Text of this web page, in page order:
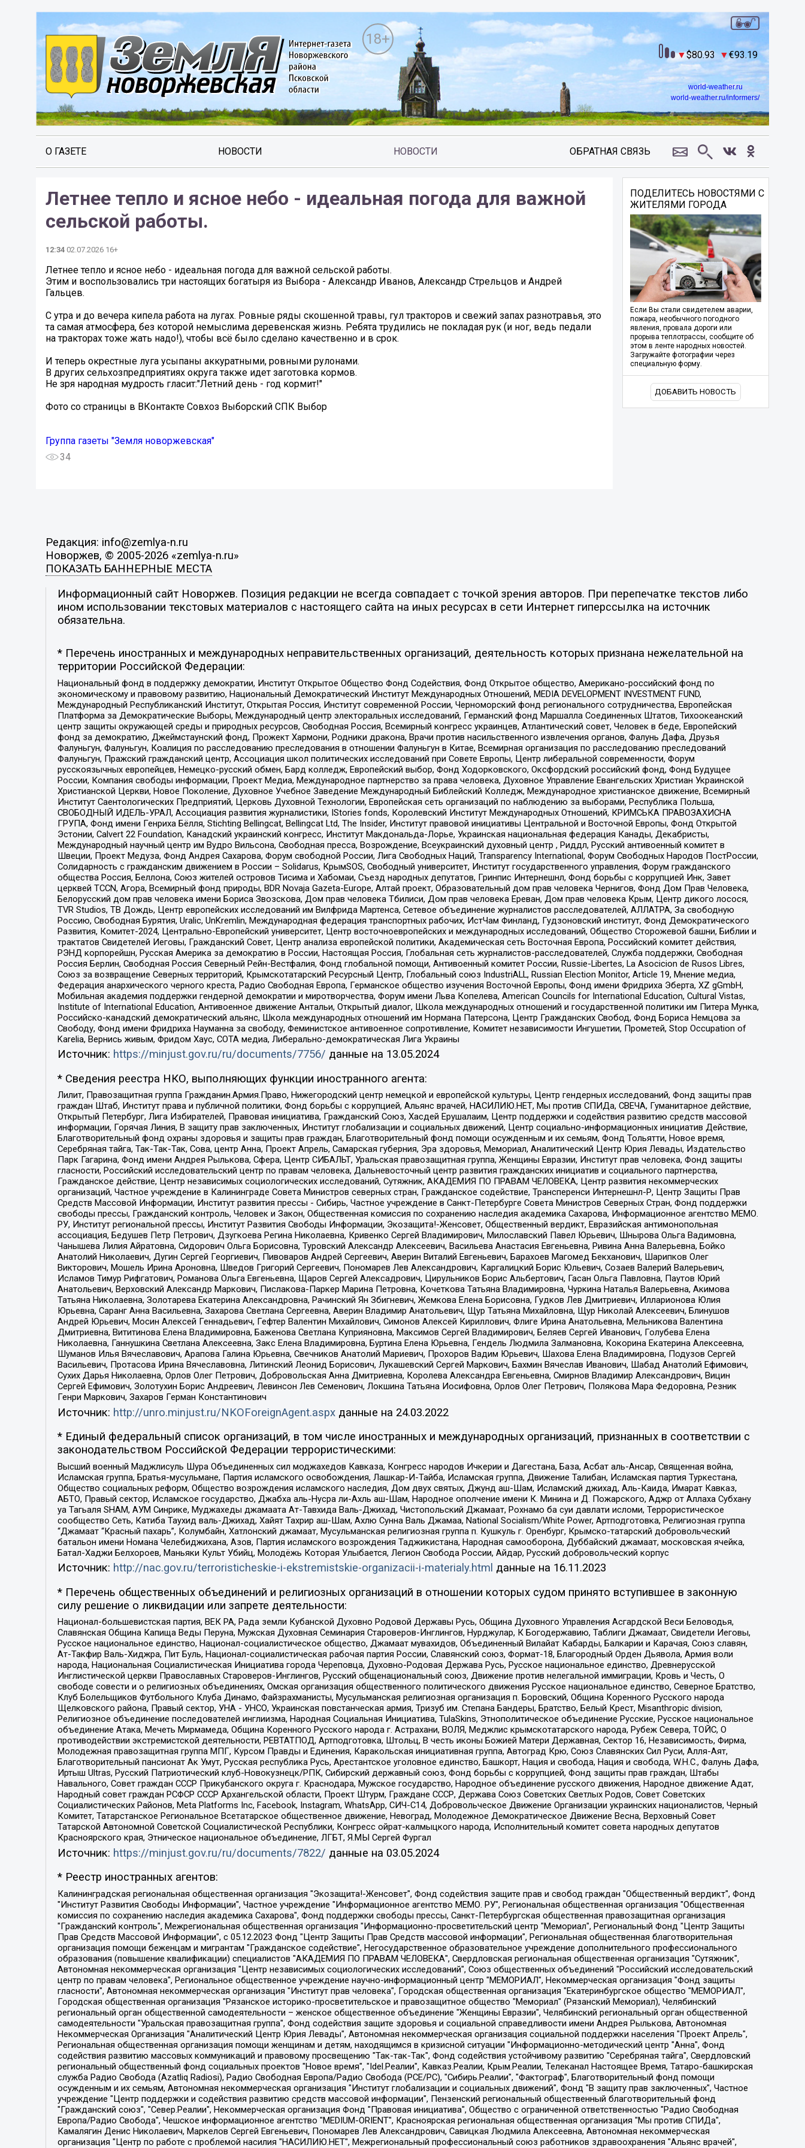
18+
80.93 93.19
world-weather.ru
world-weather.ru/informers/
О ГАЗЕТЕ НОВОСТИ НОВОСТИ ОБРАТНАЯ СВЯЗЬ
Летнее тепло и ясное небо - идеальная погода для важной
сельской работы.
12:34 02.07.2026 16+
Летнее тепло и ясное небо - идеальная погода для важной сельской работы.
Этим и воспользовались три настоящих богатыря из Выбора - Александр Иванов, Александр Стрельцов и Андрей
Гальцев.
С утра и до вечера кипела работа на лугах. Ровные ряды скошенной травы, гул тракторов и свежий запах разнотравья, это
та самая атмосфера, без которой немыслима деревенская жизнь. Ребята трудились не покладая рук (и ног, ведь педали
на тракторах тоже жать надо!), чтобы всё было сделано качественно и в срок.
И теперь окрестные луга усыпаны аккуратными, ровными рулонами.
В других сельхозпредприятиях округа также идет заготовка кормов.
Не зря народная мудрость гласит:"Летний день - год кормит!"
Фото со страницы в ВКонтакте Совхоз Выборский СПК Выбор
Группа газеты "Земля новоржевская"
34
ПОДЕЛИТЕСЬ НОВОСТЯМИ С
ЖИТЕЛЯМИ ГОРОДА
Если Вы стали свидетелем аварии,
пожара, необычного погодного
явления, провала дороги или
прорыва теплотрассы, сообщите об
этом в ленте народных новостей.
Загружайте фотографии через
специальную форму.
ДОБАВИТЬ НОВОСТЬ
Редакция: info@zemlya-n.ru
Новоржев, © 2005-2026 «zemlya-n.ru»
ПОКАЗАТЬ БАННЕРНЫЕ МЕСТА
Информационный сайт Новоржев. Позиция редакции не всегда совпадает с точкой зрения авторов. При перепечатке текстов либо
ином использовании текстовых материалов с настоящего сайта на иных ресурсах в сети Интернет гиперссылка на источник
обязательна.
* Перечень иностранных и международных неправительственных организаций, деятельность которых признана нежелательной на
территории Российской Федерации:
Национальный фонд в поддержку демократии, Институт Открытое Общество Фонд Содействия, Фонд Открытое общество, Американо-российский фонд по
экономическому и правовому развитию, Национальный Демократический Институт Международных Отношений, MEDIA DEVELOPMENT INVESTMENT FUND,
Международный Республиканский Институт, Открытая Россия, Институт современной России, Черноморский фонд регионального сотрудничества, Европейская
Платформа за Демократические Выборы, Международный центр электоральных исследований, Германский фонд Маршалла Соединенных Штатов, Тихоокеанский
центр защиты окружающей среды и природных ресурсов, Свободная Россия, Всемирный конгресс украинцев, Атлантический совет, Человек в беде, Европейский
фонд за демократию, Джеймстаунский фонд, Прожект Хармони, Родники дракона, Врачи против насильственного извлечения органов, Фалунь Дафа, Друзья
Фалуньгун, Фалуньгун, Коалиция по расследованию преследования в отношении Фалуньгун в Китае, Всемирная организация по расследованию преследований
Фалуньгун, Пражский гражданский центр, Ассоциация школ политических исследований при Совете Европы, Центр либеральной современности, Форум
русскоязычных европейцев, Немецко-русский обмен, Бард колледж, Европейский выбор, Фонд Ходорковского, Оксфордский российский фонд, Фонд Будущее
России, Компания свободы информации, Проект Медиа, Международное партнерство за права человека, Духовное Управление Евангельских Христиан Украинской
Христианской Церкви, Новое Поколение, Духовное Учебное Заведение Международный Библейский Колледж, Международное христианское движение, Всемирный
Институт Саентологических Предприятий, Церковь Духовной Технологии, Европейская сеть организаций по наблюдению за выборами, Республика Польша,
СВОБОДНЫЙ ИДЕЛЬ-УРАЛ, Ассоциация развития журналистики, IStories fonds, Королевский Институт Международных Отношений, КРИМСЬКА ПРАВОЗАХИСНА
ГРУПА, Фонд имени Генриха Бёлля, Stichting Bellingcat, Bellingcat Ltd, The Insider, Институт правовой инициативы Центральной и Восточной Европы, Фонд Открытой
Эстонии, Calvert 22 Foundation, Канадский украинский конгресс, Институт Макдональда-Лорье, Украинская национальная федерация Канады, Декабристы,
Международный научный центр им Вудро Вильсона, Свободная пресса, Возрождение, Всеукраинский духовный центр , Риддл, Русский антивоенный комитет в
Швеции, Проект Медуза, Фонд Андрея Сахарова, Форум свободной России, Лига Свободных Наций, Transparеncy International, Форум Свободных Народов ПостРоссии,
Солидарность с гражданским движением в России – Solidarus, КрымSOS, Свободный университет, Институт государственного управления, Форум гражданского
общества Россия, Беллона, Союз жителей островов Тисима и Хабомаи, Съезд народных депутатов, Гринпис Интернешнл, Фонд борьбы с коррупцией Инк, Завет
церквей TCCN, Агора, Всемирный фонд природы, BDR Novaja Gazeta-Europe, Алтай проект, Образовательный дом прав человека Чернигов, Фонд Дом Прав Человека,
Белорусский дом прав человека имени Бориса Звозскова, Дом прав человека Тбилиси, Дом прав человека Ереван, Дом прав человека Крым, Центр дикого лосося,
TVR Studios, ТВ Дождь, Центр европейских исследований им Вилфрида Мартенса, Сетевое объединение журналистов расследователей, АЛЛАТРА, За свободную
Россию, Свободная Бурятия, Uralic, UnKremlin, Международная федерация транспортных рабочих, ИстЧам Финланд, Гудзоновский институт, Фонд Демократического
Развития, Комитет-2024, Центрально-Европейский университет, Центр восточноевропейских и международных исследований, Общество Сторожевой башни, Библии и
трактатов Свидетелей Иеговы, Гражданский Совет, Центр анализа европейской политики, Академическая сеть Восточная Европа, Российский комитет действия,
РЭНД корпорейшн, Русская Америка за демократию в России, Настоящая Россия, Глобальная сеть журналистов-расследователей, Служба поддержки, Свободная
Россия Берлин, Свободная Россия Северный Рейн-Вестфалия, Фонд глобальной помощи, Антивоенный комитет России, Russie-Libertes, La Asocicion de Rusos Libres,
Союз за возвращение Северных территорий, Крымскотатарский Ресурсный Центр, Глобальный союз IndustriALL, Russian Election Monitor, Article 19, Мнение медиа,
Федерация анархического черного креста, Радио Свободная Европа, Германское общество изучения Восточной Европы, Фонд имени Фридриха Эберта, XZ gGmbH,
Мобильная академия поддержки гендерной демократии и миротворчества, Форум имени Льва Копелева, American Councils for International Education, Cultural Vistas,
Institute of International Education, Антивоенное движение Антальи, Открытый диалог, Школа международных отношений и государственной политики им Питера Мунка,
Российско-канадский демократический альянс, Школа международных отношений им Нормана Патерсона, Центр Гражданских Свобод, Фонд Бориса Немцова за
Свободу, Фонд имени Фридриха Науманна за свободу, Феминистское антивоенное сопротивление, Комитет независимости Ингушетии, Прометей, Stop Occupation of
Karelia, Вернись живым, Фридом Хаус, СОТА медиа, Либерально-демократическая Лига Украины
Источник: https://minjust.gov.ru/ru/documents/7756/ данные на 13.05.2024
* Сведения реестра НКО, выполняющих функции иностранного агента:
Лилит, Правозащитная группа Гражданин.Армия.Право, Нижегородский центр немецкой и европейской культуры, Центр гендерных исследований, Фонд защиты прав
граждан Штаб, Институт права и публичной политики, Фонд борьбы с коррупцией, Альянс врачей, НАСИЛИЮ.НЕТ, Мы против СПИДа, СВЕЧА, Гуманитарное действие,
Открытый Петербург, Лига Избирателей, Правовая инициатива, Гражданский Союз, Хасдей Ерушалаим, Центр поддержки и содействия развитию средств массовой
информации, Горячая Линия, В защиту прав заключенных, Институт глобализации и социальных движений, Центр социально-информационных инициатив Действие,
Благотворительный фонд охраны здоровья и защиты прав граждан, Благотворительный фонд помощи осужденным и их семьям, Фонд Тольятти, Новое время,
Серебряная тайга, Так-Так-Так, Сова, центр Анна, Проект Апрель, Самарская губерния, Эра здоровья, Мемориал, Аналитический Центр Юрия Левады, Издательство
Парк Гагарина, Фонд имени Андрея Рылькова, Сфера, Центр СИБАЛЬТ, Уральская правозащитная группа, Женщины Евразии, Институт прав человека, Фонд защиты
гласности, Российский исследовательский центр по правам человека, Дальневосточный центр развития гражданских инициатив и социального партнерства,
Гражданское действие, Центр независимых социологических исследований, Сутяжник, АКАДЕМИЯ ПО ПРАВАМ ЧЕЛОВЕКА, Центр развития некоммерческих
организаций, Частное учреждение в Калининграде Совета Министров северных стран, Гражданское содействие, Трансперенси Интернешнл-Р, Центр Защиты Прав
Средств Массовой Информации, Институт развития прессы - Сибирь, Частное учреждение в Санкт-Петербурге Совета Министров Северных Стран, Фонд поддержки
свободы прессы, Гражданский контроль, Человек и Закон, Общественная комиссия по сохранению наследия академика Сахарова, Информационное агентство МЕМО.
РУ, Институт региональной прессы, Институт Развития Свободы Информации, Экозащита!-Женсовет, Общественный вердикт, Евразийская антимонопольная
ассоциация, Бедушев Петр Петрович, Дзугкоева Регина Николаевна, Кривенко Сергей Владимирович, Милославский Павел Юрьевич, Шнырова Ольга Вадимовна,
Чанышева Лилия Айратовна, Сидорович Ольга Борисовна, Туровский Александр Алексеевич, Васильева Анастасия Евгеньевна, Ривина Анна Валерьевна, Бойко
Анатолий Николаевич, Дугин Сергей Георгиевич, Пивоваров Андрей Сергеевич, Аверин Виталий Евгеньевич, Барахоев Магомед Бекханович, Шарипков Олег
Викторович, Мошель Ирина Ароновна, Шведов Григорий Сергеевич, Пономарев Лев Александрович, Каргалицкий Борис Юльевич, Созаев Валерий Валерьевич,
Исламов Тимур Рифгатович, Романова Ольга Евгеньевна, Щаров Сергей Алексадрович, Цирульников Борис Альбертович, Гасан Ольга Павловна, Паутов Юрий
Анатольевич, Верховский Александр Маркович, Пислакова-Паркер Марина Петровна, Кочеткова Татьяна Владимировна, Чуркина Наталья Валерьевна, Акимова
Татьяна Николаевна, Золотарева Екатерина Александровна, Рачинский Ян Збигневич, Жемкова Елена Борисовна, Гудков Лев Дмитриевич, Илларионова Юлия
Юрьевна, Саранг Анна Васильевна, Захарова Светлана Сергеевна, Аверин Владимир Анатольевич, Щур Татьяна Михайловна, Щур Николай Алексеевич, Блинушов
Андрей Юрьевич, Мосин Алексей Геннадьевич, Гефтер Валентин Михайлович, Симонов Алексей Кириллович, Флиге Ирина Анатольевна, Мельникова Валентина
Дмитриевна, Вититинова Елена Владимировна, Баженова Светлана Куприяновна, Максимов Сергей Владимирович, Беляев Сергей Иванович, Голубева Елена
Николаевна, Ганнушкина Светлана Алексеевна, Закс Елена Владимировна, Буртина Елена Юрьевна, Гендель Людмила Залмановна, Кокорина Екатерина Алексеевна,
Шуманов Илья Вячеславович, Арапова Галина Юрьевна, Свечников Анатолий Мариевич, Прохоров Вадим Юрьевич, Шахова Елена Владимировна, Подузов Сергей
Васильевич, Протасова Ирина Вячеславовна, Литинский Леонид Борисович, Лукашевский Сергей Маркович, Бахмин Вячеслав Иванович, Шабад Анатолий Ефимович,
Сухих Дарья Николаевна, Орлов Олег Петрович, Добровольская Анна Дмитриевна, Королева Александра Евгеньевна, Смирнов Владимир Александрович, Вицин
Сергей Ефимович, Золотухин Борис Андреевич, Левинсон Лев Семенович, Локшина Татьяна Иосифовна, Орлов Олег Петрович, Полякова Мара Федоровна, Резник
Генри Маркович, Захаров Герман Константинович
Источник: http://unro.minjust.ru/NKOForeignAgent.aspxданные на 24.03.2022
* Единый федеральный список организаций, в том числе иностранных и международных организаций, признанных в соответствии с
законодательством Российской Федерации террористическими:
Высший военный Маджлисуль Шура Объединенных сил моджахедов Кавказа, Конгресс народов Ичкерии и Дагестана, База, Асбат аль-Ансар, Священная война,
Исламская группа, Братья-мусульмане, Партия исламского освобождения, Лашкар-И-Тайба, Исламская группа, Движение Талибан, Исламская партия Туркестана,
Общество социальных реформ, Общество возрождения исламского наследия, Дом двух святых, Джунд аш-Шам, Исламский джихад, Аль-Каида, Имарат Кавказ,
АБТО, Правый сектор, Исламское государство, Джабха аль-Нусра ли-Ахль аш-Шам, Народное ополчение имени К. Минина и Д. Пожарского, Аджр от Аллаха Субхану
уа Тагьаля SHAM, АУМ Синрике, Муджахеды джамаата Ат-Тавхида Валь-Джихад, Чистопольский Джамаат, Рохнамо ба суи давлати исломи, Террористическое
сообщество Сеть, Катиба Таухид валь-Джихад, Хайят Тахрир аш-Шам, Ахлю Сунна Валь Джамаа, National Socialism/White Power, Артподготовка, Религиозная группа
“Джамаат “Красный пахарь”, Колумбайн, Хатлонский джамаат, Мусульманская религиозная группа п. Кушкуль г. Оренбург, Крымско-татарский добровольческий
батальон имени Номана Челебиджихана, Азов, Партия исламского возрождения Таджикистана, Народная самооборона, Дуббайский джамаат, московская ячейка,
Батал-Хаджи Белхороев, Маньяки Культ Убийц, Молодёжь Которая Улыбается, Легион Свобода России, Айдар, Русский добровольческий корпус
Источник: http://nac.gov.ru/terroristicheskie-i-ekstremistskie-organizacii-i-materialy.html данные на 16.11.2023
* Перечень общественных объединений и религиозных организаций в отношении которых судом принято вступившее в законную
силу решение о ликвидации или запрете деятельности:
Национал-большевистская партия, ВЕК РА, Рада земли Кубанской Духовно Родовой Державы Русь, Община Духовного Управления Асгардской Веси Беловодья,
Славянская Община Капища Веды Перуна, Мужская Духовная Семинария Староверов-Инглингов, Нурджулар, К Богодержавию, Таблиги Джамаат, Свидетели Иеговы,
Русское национальное единство, Национал-социалистическое общество, Джамаат мувахидов, Объединенный Вилайат Кабарды, Балкарии и Карачая, Союз славян,
Ат-Такфир Валь-Хиджра, Пит Буль, Национал-социалистическая рабочая партия России, Славянский союз, Формат-18, Благородный Орден Дьявола, Армия воли
народа, Национальная Социалистическая Инициатива города Череповца, Духовно-Родовая Держава Русь, Русское национальное единство, Древнерусской
Инглистической церкви Православных Староверов-Инглингов, Русский общенациональный союз, Движение против нелегальной иммиграции, Кровь и Честь, О
свободе совести и о религиозных объединениях, Омская организация общественного политического движения Русское национальное единство, Северное Братство,
Клуб Болельщиков Футбольного Клуба Динамо, Файзрахманисты, Мусульманская религиозная организация п. Боровский, Община Коренного Русского народа
Щелковского района, Правый сектор, УНА - УНСО, Украинская повстанческая армия, Тризуб им. Степана Бандеры, Братство, Белый Крест, Misanthropic division,
Религиозное объединение последователей инглиизма, Народная Социальная Инициатива, TulaSkins, Этнополитическое объединение Русские, Русское национальное
объединение Атака, Мечеть Мирмамеда, Община Коренного Русского народа г. Астрахани, ВОЛЯ, Меджлис крымскотатарского народа, Рубеж Севера, ТОЙС, О
противодействии экстремистской деятельности, РЕВТАТПОД, Артподготовка, Штольц, В честь иконы Божией Матери Державная, Сектор 16, Независимость, Фирма,
Молодежная правозащитная группа МПГ, Курсом Правды и Единения, Каракольская инициативная группа, Автоград Крю, Союз Славянских Сил Руси, Алля-Аят,
Благотворительный пансионат Ак Умут, Русская республика Русь, Арестантское уголовное единство, Башкорт, Нация и свобода, Нация и свобода, W.H.С., Фалунь Дафа,
Иртыш Ultras, Русский Патриотический клуб-Новокузнецк/РПК, Сибирский державный союз, Фонд борьбы с коррупцией, Фонд защиты прав граждан, Штабы
Навального, Совет граждан СССР Прикубанского округа г. Краснодара, Мужское государство, Народное объединение русского движения, Народное движение Адат,
Народный совет граждан РСФСР СССР Архангельской области, Проект Штурм, Граждане СССР, Держава Союз Советских Светлых Родов, Совет Советских
Социалистических Районов, Meta Platforms Inc, Facebook, Instagram, WhatsApp, СИЧ-С14, Добровольческое Движение Организации украинских националистов, Черный
Комитет, Татарстанское Региональное Всетатарское общественное движение, Невоград, Молодежное Демократическое Движение Весна, Верховный Совет
Татарской Автономной Советской Социалистической Республики, Конгресс ойрат-калмыцкого народа, Исполнительный комитет совета народных депутатов
Красноярского края, Этническое национальное объединение, ЛГБТ, Я.МЫ Сергей Фургал
Источник: https://minjust.gov.ru/ru/documents/7822/ данные на 03.05.2024
* Реестр иностранных агентов:
Калининградская региональная общественная организация "Экозащита!-Женсовет", Фонд содействия защите прав и свобод граждан "Общественный вердикт", Фонд "Институт Развития Свободы Информации", Частное учреждение "Информационное агентство МЕМО. РУ", Региональная общественная организация "Общественная комиссия по сохранению наследия академика Сахарова", Фонд поддержки свободы прессы, Санкт-Петербургская общественная правозащитная организация "Гражданский контроль", Межрегиональная общественная организация "Информационно-просветительский центр "Мемориал", Региональный Фонд "Центр Защиты Прав Средств Массовой Информации", с 05.12.2023 Фонд "Центр Защиты Прав Средств массовой информации", Региональная общественная благотворительная организация помощи беженцам и мигрантам "Гражданское содействие", Негосударственное образовательное учреждение дополнительного профессионального образования (повышение квалификации) специалистов "АКАДЕМИЯ ПО ПРАВАМ ЧЕЛОВЕКА", Свердловская региональная общественная организация "Сутяжник", Автономная некоммерческая организация "Центр независимых социологических исследований", Союз общественных объединений "Российский исследовательский центр по правам человека", Региональное общественное учреждение научно-информационный центр "МЕМОРИАЛ", Некоммерческая организация "Фонд защиты гласности", Автономная некоммерческая организация "Институт прав человека", Городская общественная организация "Екатеринбургское общество "МЕМОРИАЛ", Городская общественная организация "Рязанское историко-просветительское и правозащитное общество "Мемориал" (Рязанский Мемориал), Челябинский региональный орган общественной самодеятельности – женское общественное объединение "Женщины Евразии", Челябинский региональный орган общественной самодеятельности "Уральская правозащитная группа", Фонд содействия защите здоровья и социальной справедливости имени Андрея Рылькова, Автономная Некоммерческая Организация "Аналитический Центр Юрия Левады", Автономная некоммерческая организация социальной поддержки населения "Проект Апрель", Региональная общественная организация помощи женщинам и детям, находящимся в кризисной ситуации "Информационно-методический центр "Анна", Фонд содействия развитию массовых коммуникаций и правовому просвещению "Так-так-Так", Фонд содействия устойчивому развитию "Серебряная тайга", Свердловский региональный общественный фонд социальных проектов "Новое время", "Idel.Реалии", Кавказ.Реалии, Крым.Реалии, Телеканал Настоящее Время, Татаро-башкирская служба Радио Свобода (Azatliq Radiosi), Радио Свободная Европа/Радио Свобода (PCE/PC), "Сибирь.Реалии", "Фактограф", Благотворительный фонд помощи осужденным и их семьям, Автономная некоммерческая организация "Институт глобализации и социальных движений", Фонд "В защиту прав заключенных", Частное учреждение "Центр поддержки и содействия развитию средств массовой информации", Пензенский региональный общественный благотворительный фонд "Гражданский союз", "Север.Реалии", Некоммерческая организация Фонд "Правовая инициатива", Общество с ограниченной ответственностью "Радио Свободная Европа/Радио Свобода", Чешское информационное агентство "MEDIUM-ORIENT", Красноярская региональная общественная организация "Мы против СПИДа", Камалягин Денис Николаевич, Маркелов Сергей Евгеньевич, Пономарев Лев Александрович, Савицкая Людмила Алексеевна, Автономная некоммерческая организация "Центр по работе с проблемой насилия "НАСИЛИЮ.НЕТ", Межрегиональный профессиональный союз работников здравоохранения "Альянс врачей", Юридическое лицо, зарегистрированное в Латвийской Республике, SIA "Medusa Project" (регистрационный номер 40103797863, дата регистрации 10.06.2014), Некоммерческая организация "Фонд по борьбе с коррупцией", Автономная некоммерческая организация "Институт права и публичной политики", Баданин Роман Сергеевич, Гликин Максим Александрович, Железнова Мария Михайловна, Лукьянова Юлия Сергеевна, Маетная Елизавета Витальевна, Маняхин Петр Борисович, Чуракова Ольга Владимировна, Ярош Юлия Петровна, Юридическое лицо "The Insider SIA", зарегистрированное в Риге, Латвийская Республика (дата регистрации 26.06.2015), являющееся администратором доменного имени интернет-издания "The Insider SIA", https://theins.ru, Постернак Алексей Евгеньевич, Рубин Михаил Аркадьевич, Анин Роман Александрович, Юридическое лицо Istories fonds, зарегистрированное в Латвийской Республике (регистрационный номер 50008295751, дата регистрации 24.02.2020), Великовский Дмитрий Александрович, Долинина Ирина Николаевна, Мароховская Алеся Алексеевна, Шлейнов Роман Юрьевич, Шмагун Олеся Валентиновна, Общество с ограниченной ответственностью "Альтаир 2021", Общество с ограниченной ответственностью "Вега 2021", Общество с ограниченной ответственностью "Главный редактор 2021", Общество с ограниченной ответственностью "Ромашки монолит", Важенков Артем Валерьевич, Ивановская областная общественная организация "Центр гендерных исследований", Гурман Юрий Альбертович, Медиапроект "ОВД-Инфо", Егоров Владимир Владимирович, Жилинский Владимир Александрович, Общество с ограниченной ответственностью "ЗП", Иванова София Юрьевна, Карезина Инна Павловна, Кильтау Екатерина Викторовна, Петров Алексей Викторович, Пискунов Сергей Евгеньевич, Смирнов Сергей Сергеевич, Тихонов Михаил Сергеевич, Общество с ограниченной ответственностью "ЖУРНАЛИСТ-ИНОСТРАННЫЙ АГЕНТ", Арапова Галина Юрьевна, Вольтская Татьяна Анатольевна, Американская компания "Mason G.E.S. Anonymous Foundation" (США), являющаяся владельцем интернет-издания https://mnews.world/, Компания "Stichting Bellingcat", зарегистрированная в Нидерландах (дата регистрации 11.07.2018), Захаров Андрей Вячеславович, Клепиковская Екатерина Дмитриевна, Общество с ограниченной ответственностью "МЕМО", Перл Роман Александрович, Симонов Евгений Алексеевич, Соловьева Елена Анатольевна, Сотников Даниил Владимирович, Сурначева Елизавета Дмитриевна, Автономная некоммерческая организация по защите прав человека и информированию населения "Якутия – Наше Мнение", Общество с ограниченной ответственностью "Москоу диджитал медиа", с 26.01.2023 Общество с ограниченной ответственностью "Чайка Белые сады", Ветошкина Валерия Валерьевна, Заговора Максим Александрович, Межрегиональное общественное движение "Российская ЛГБТ - сеть", Оленичев Максим Владимирович, Павлов Иван Юрьевич, Скворцова Елена Сергеевна, Общество с ограниченной ответственностью "Как бы инагент", Кочетков Игорь Викторович, Общество с ограниченной ответственностью "Честные выборы", Еланчик Олег Александрович, Общество с ограниченной ответственностью "Нобелевский призыв", Гималова Регина Эмилевна, Григорьев Андрей Валерьевич, Григорьева Алина Александровна, Ассоциация по содействию защите прав призывников, альтернативнослужащих и военнослужащих "Правозащитная группа "Гражданин.Армия.Право", Хисамова Регина Фаритовна, Автономная некоммерческая организация по реализации социально-правовых программ "Лилит", Дальневосточное общественное движение "Маяк", Санкт-Петербургская ЛГБТ-инициативная группа "Выход", Инициативная группа ЛГБТ+ "Реверс", Алексеев Андрей Викторович, Бекбулатова Таисия Львовна, Беляев Иван Михайлович, Владыкина Елена Сергеевна, Гельман Марат Александрович, Никульшина Вероника Юрьевна, Толоконникова Надежда Андреевна, Шендерович Виктор Анатольевич, Общество с ограниченной ответственностью "Данное сообщение", Общество с ограниченной ответственностью Издательский дом "Новая глава", Айнбиндер Александра Александровна, Московский комьюнити-центр для ЛГБТ+инициатив, Благотворительный фонд развития филантропии, Deutsche Welle (Германия, Kurt-Schumacher-Strasse 3, 53113 Bonn), Борзунова Мария Михайловна, Воробьев Виктор Викторович, Голубева Анна Львовна, Константинова Алла Михайловна, Малкова Ирина Владимировна, Мурадов Мурад Абдулгалимович, Осетинская Елизавета Николаевна, Понасенков Евгений Николаевич, Ганапольский Матвей Юрьевич, Киселев Евгений Алексеевич, Борухович Ирина Григорьевна, Дремин Иван Тимофеевич, Дубровский Дмитрий Викторович, Красноярская региональная общественная организация поддержки и развития альтернативных образовательных технологий и межкультурных коммуникаций "ИНТЕРРА", Маяковская Екатерина Алексеевна, Фейгин Марк Захарович, Филимонов Андрей Викторович, Дзугкоева Регина Николаевна, Доброхотов Роман Александрович, Дудь Юрий Александрович, Елкин Сергей Владимирович, Кругликов Кирилл Игоревич, Сабунаева Мария Леонидовна, Семенов Алексей Владимирович, Шаинян Карен Багратович, Шульман Екатерина Михайловна, Асафьев Артур Валерьевич, Вахштайн Виктор Семенович, Венедиктов Алексей Алексеевич, Лушникова Екатерина Евгеньевна, Волков Леонид Михайлович, Невзоров Александр Глебович, Пархоменко Сергей Борисович, Сироткин Ярослав Николаевич, Кара-Мурза Владимир Владимирович, Баранова Наталья Владимировна, Гозман Леонид Яковлевич, Кагарлицкий Борис Юльевич, Климарев Михаил Валерьевич, Милов Владимир Станиславович, Автономная некоммерческая организация Краснодарский центр современного искусства "Типография", Моргенштерн Алишер Тагирович, Соболь Любовь Эдуардовна, Общество с ограниченной ответственностью "ЛИЗА НОРМ", Каспаров Гарри Кимович, Ходорковский Михаил Борисович, Общество с ограниченной ответственностью "Апрельские тезисы", Данилович Ирина Брониславовна, Кашин Олег Владимирович, Петров Николай Владимирович, Пивоваров Алексей Владимирович, Соколов Михаил Владимирович, Цветкова Юлия Владимировна, Чичваркин Евгений Александрович, Комитет против пыток/Команда против пыток, Общество с ограниченной ответственностью "Первый научный", Общество с ограниченной ответственностью "Вертолет и ко", Белоцерковская Вероника Борисовна, Кац Максим Евгеньевич, Лазарева Татьяна Юрьевна, Шаведдинов Руслан Табризович, Яшин Илья Валерьевич, Общество с ограниченной ответственностью "Иноагент ААВ", Алешковский Дмитрий Петрович, Альбац Евгения Марковна, Быков Дмитрий Львович, Галямина Юлия Евгеньевна, Лойко Сергей Леонидович, Мартынов Кирилл Константинович, Медведев Сергей Александрович, Крашенинников Федор Геннадиевич, Гордеева Катерина Вл